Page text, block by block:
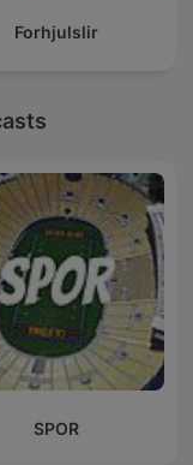
Forhjulslir
SPOR